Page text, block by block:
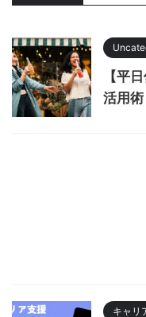
【平
活用
キャリ